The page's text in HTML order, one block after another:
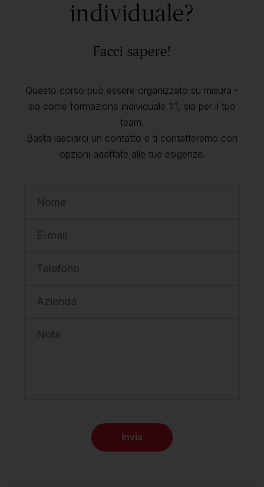
individuale?
Facci sapere!
Questo corso può essere organizzato su misura -
sia come formazione individuale 1:1, sia per il tuo
team.
Basta lasciarci un contatto e ti contatteremo con
opzioni adattate alle tue esigenze.
Nome
E-mail
Telefono
Azienda
Nota
Invia